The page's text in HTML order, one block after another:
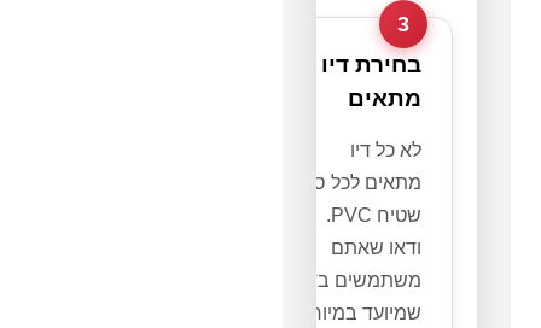
3
בחירת דיו
מתאים
לא כל דיו
מתאים לכל סוג
שטיח PVC.
ודאו שאתם
משתמשים בדיו
שמיועד במיוחד